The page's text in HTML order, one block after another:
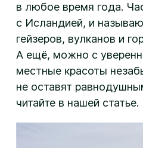
в любое время года.
с Исландией, и
гейзеров, вулканов и
А ещё, можно с
местные красоты
не оставят
читайте в нашей статье.